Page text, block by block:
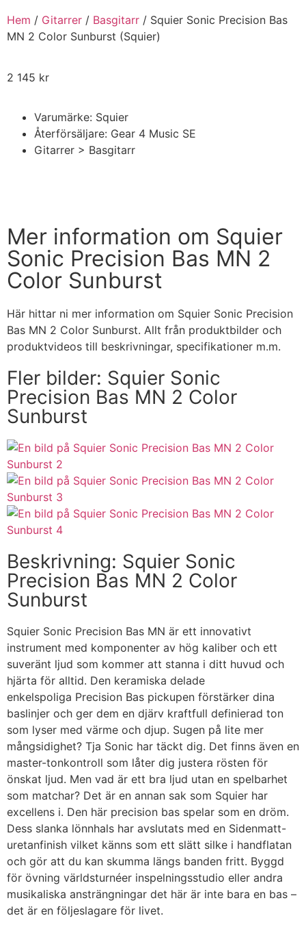
Hem / Gitarrer / Basgitarr / Squier Sonic Precision Bas
MN 2 Color Sunburst (Squier)
2 145 kr
Varumärke: Squier
Återförsäljare: Gear 4 Music SE
Gitarrer > Basgitarr
Mer information om Squier
Sonic Precision Bas MN 2
Color Sunburst
Här hittar ni mer information om Squier Sonic Precision
Bas MN 2 Color Sunburst. Allt från produktbilder och
produktvideos till beskrivningar, specifikationer m.m.
Fler bilder: Squier Sonic
Precision Bas MN 2 Color
Sunburst
Beskrivning: Squier Sonic
Precision Bas MN 2 Color
Sunburst
Squier Sonic Precision Bas MN är ett innovativt
instrument med komponenter av hög kaliber och ett
suveränt ljud som kommer att stanna i ditt huvud och
hjärta för alltid. Den keramiska delade
enkelspoliga Precision Bas pickupen förstärker dina
baslinjer och ger dem en djärv kraftfull definierad ton
som lyser med värme och djup. Sugen på lite mer
mångsidighet? Tja Sonic har täckt dig. Det finns även en
master-tonkontroll som låter dig justera rösten för
önskat ljud. Men vad är ett bra ljud utan en spelbarhet
som matchar? Det är en annan sak som Squier har
excellens i. Den här precision bas spelar som en dröm.
Dess slanka lönnhals har avslutats med en Sidenmatt-
uretanfinish vilket känns som ett slätt silke i handflatan
och gör att du kan skumma längs banden fritt. Byggd
för övning världsturnéer inspelningsstudio eller andra
musikaliska ansträngningar det här är inte bara en bas –
det är en följeslagare för livet.